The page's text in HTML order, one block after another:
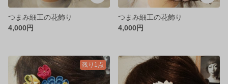
つまみ細工の花飾り
4,000円
つまみ細工の花飾り
4,000円
残り1点